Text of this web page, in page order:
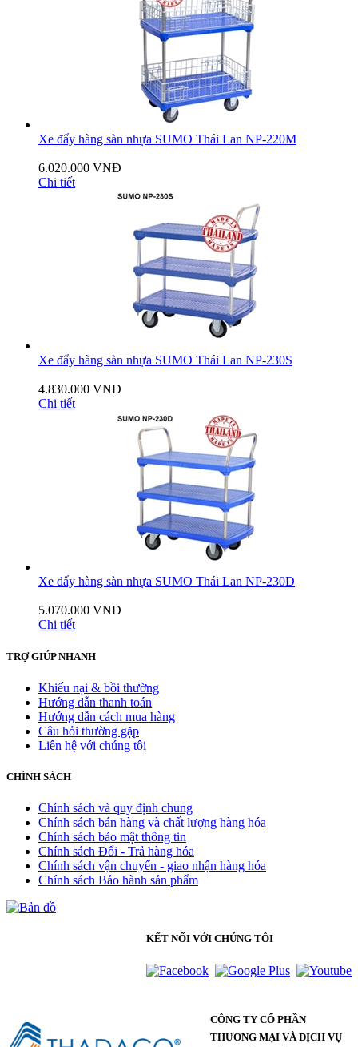
Xe đẩy hàng sàn nhựa SUMO Thái Lan NP-220M
6.020.000 VNĐ
Chi tiết
Xe đẩy hàng sàn nhựa SUMO Thái Lan NP-230S
4.830.000 VNĐ
Chi tiết
Xe đẩy hàng sàn nhựa SUMO Thái Lan NP-230D
5.070.000 VNĐ
Chi tiết
TRỢ GIÚP NHANH
Khiếu nại & bồi thường
Hướng dẫn thanh toán
Hướng dẫn cách mua hàng
Câu hỏi thường gặp
Liên hệ với chúng tôi
CHÍNH SÁCH
Chính sách và quy định chung
Chính sách bán hàng và chất lượng hàng hóa
Chính sách bảo mật thông tin
Chính sách Đổi - Trả hàng hóa
Chính sách vận chuyển - giao nhận hàng hóa
Chính sách Bảo hành sản phẩm
KẾT NỐI VỚI CHÚNG TÔI
CÔNG TY CỔ PHẦN
THƯƠNG MẠI VÀ DỊCH VỤ